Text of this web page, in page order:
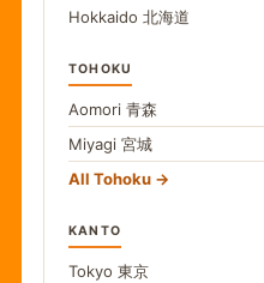
Hokkaido 北海道
TOHOKU
Aomori 青森
Miyagi 宮城
All Tohoku
KANTO
Tokyo 東京